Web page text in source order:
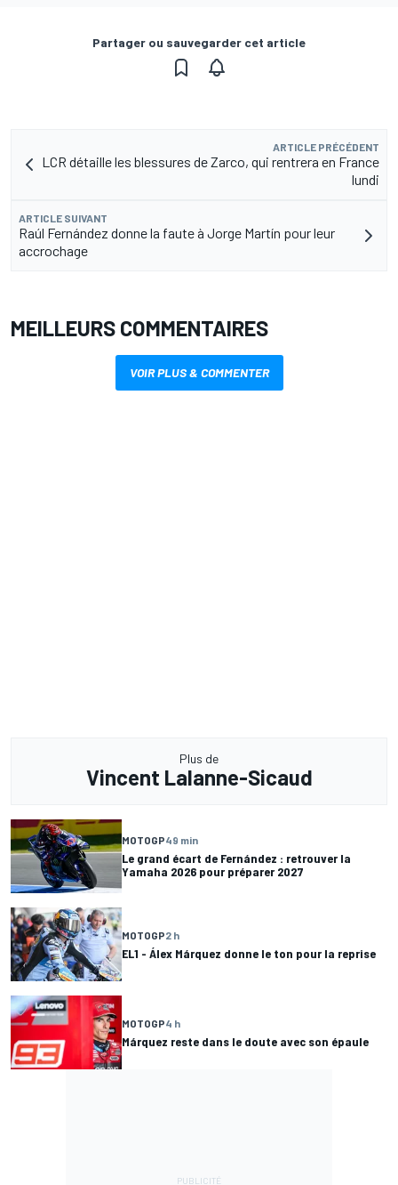
Partager ou sauvegarder cet article
ARTICLE PRÉCÉDENT
LCR détaille les blessures de Zarco, qui rentrera en France
lundi
ARTICLE SUIVANT
Raúl Fernández donne la faute à Jorge Martín pour leur
accrochage
MEILLEURS COMMENTAIRES
VOIR PLUS & COMMENTER
Plus de
Vincent Lalanne-Sicaud
MOTOGP49 min
Le grand écart de Fernández : retrouver la
Yamaha 2026 pour préparer 2027
MOTOGP2 h
EL1 - Álex Márquez donne le ton pour la reprise
MOTOGP4 h
Márquez reste dans le doute avec son épaule